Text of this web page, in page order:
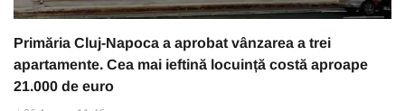
Primăria Cluj-Napoca a aprobat vânzarea a trei
apartamente. Cea mai ieftină locuință costă aproape
21.000 de euro